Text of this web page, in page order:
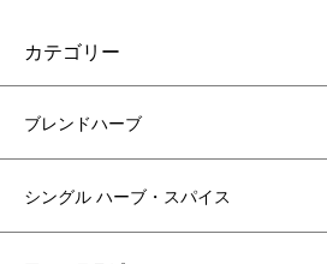
カテゴリー
ブレンドハーブ
シングル ハーブ・スパイス